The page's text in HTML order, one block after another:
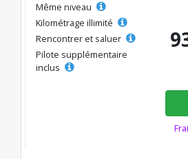
Même niveau
Kilométrage illimité
Rencontrer et saluer
Pilote supplémentaire
inclus